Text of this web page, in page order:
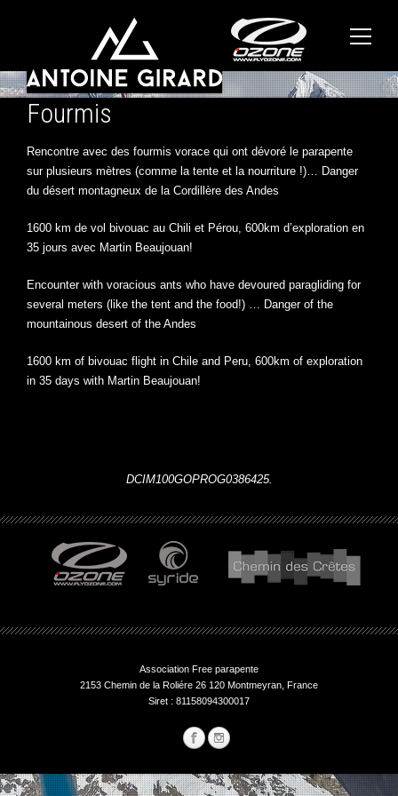
Fourmis
Rencontre avec des fourmis vorace qui ont dévoré le parapente
sur plusieurs mètres (comme la tente et la nourriture !)… Danger
du désert montagneux de la Cordillère des Andes
1600 km de vol bivouac au Chili et Pérou, 600km d’exploration en
35 jours avec Martin Beaujouan!
Encounter with voracious ants who have devoured paragliding for
several meters (like the tent and the food!) … Danger of the
mountainous desert of the Andes
1600 km of bivouac flight in Chile and Peru, 600km of exploration
in 35 days with Martin Beaujouan!
DCIM100GOPROG0386425.
Association Free parapente
2153 Chemin de la Roliére 26 120 Montmeyran, France
Siret : 81158094300017